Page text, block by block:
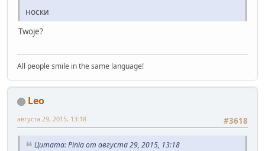
носки
Twoje?
All people smile in the same language!
Leo
#3618
августа 29, 2015, 13:18
Цитата: Pinia от августа 29, 2015, 13:18